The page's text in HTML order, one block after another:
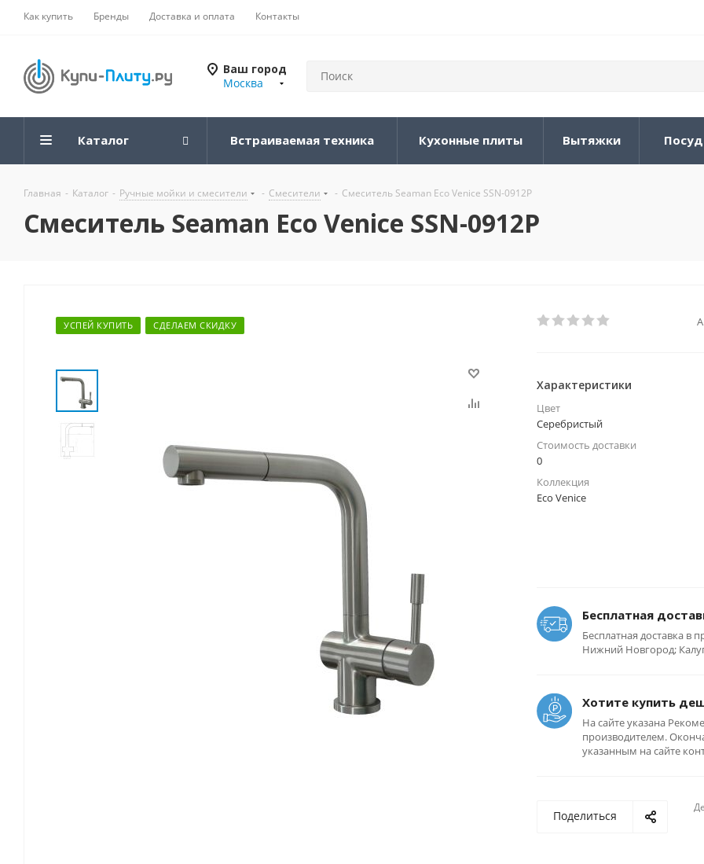
Как купить Бренды Доставка и оплата Контакты
Ваш город
Москва
Каталог Встраиваемая техника Кухонные плиты Вытяжки
Главная - Каталог - Ручные мойки и смесители - Смесители - Смеситель Seaman Eco Venice SSN-0912P
Смеситель Seaman Eco Venice SSN-0912P
УСПЕЙ КУПИТЬ СДЕЛАЕМ СКИДКУ
Характеристики
Цвет
Серебристый
Стоимость доставки
0
Коллекция
Eco Venice
Бесплатная
Бесплатная доставка в
Нижний Новгород;
Хотите купить
На сайте указана
производителем.
указанным на сайте
Поделиться